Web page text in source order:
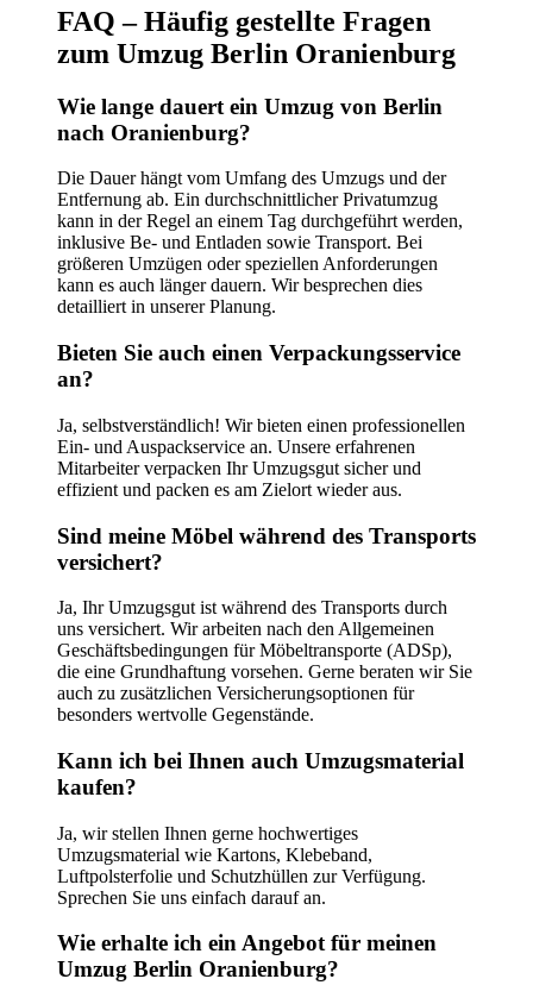
FAQ – Häufig gestellte Fragen
zum Umzug Berlin Oranienburg
Wie lange dauert ein Umzug von Berlin
nach Oranienburg?
Die Dauer hängt vom Umfang des Umzugs und der
Entfernung ab. Ein durchschnittlicher Privatumzug
kann in der Regel an einem Tag durchgeführt werden,
inklusive Be- und Entladen sowie Transport. Bei
größeren Umzügen oder speziellen Anforderungen
kann es auch länger dauern. Wir besprechen dies
detailliert in unserer Planung.
Bieten Sie auch einen Verpackungsservice
an?
Ja, selbstverständlich! Wir bieten einen professionellen
Ein- und Auspackservice an. Unsere erfahrenen
Mitarbeiter verpacken Ihr Umzugsgut sicher und
effizient und packen es am Zielort wieder aus.
Sind meine Möbel während des Transports
versichert?
Ja, Ihr Umzugsgut ist während des Transports durch
uns versichert. Wir arbeiten nach den Allgemeinen
Geschäftsbedingungen für Möbeltransporte (ADSp),
die eine Grundhaftung vorsehen. Gerne beraten wir Sie
auch zu zusätzlichen Versicherungsoptionen für
besonders wertvolle Gegenstände.
Kann ich bei Ihnen auch Umzugsmaterial
kaufen?
Ja, wir stellen Ihnen gerne hochwertiges
Umzugsmaterial wie Kartons, Klebeband,
Luftpolsterfolie und Schutzhüllen zur Verfügung.
Sprechen Sie uns einfach darauf an.
Wie erhalte ich ein Angebot für meinen
Umzug Berlin Oranienburg?